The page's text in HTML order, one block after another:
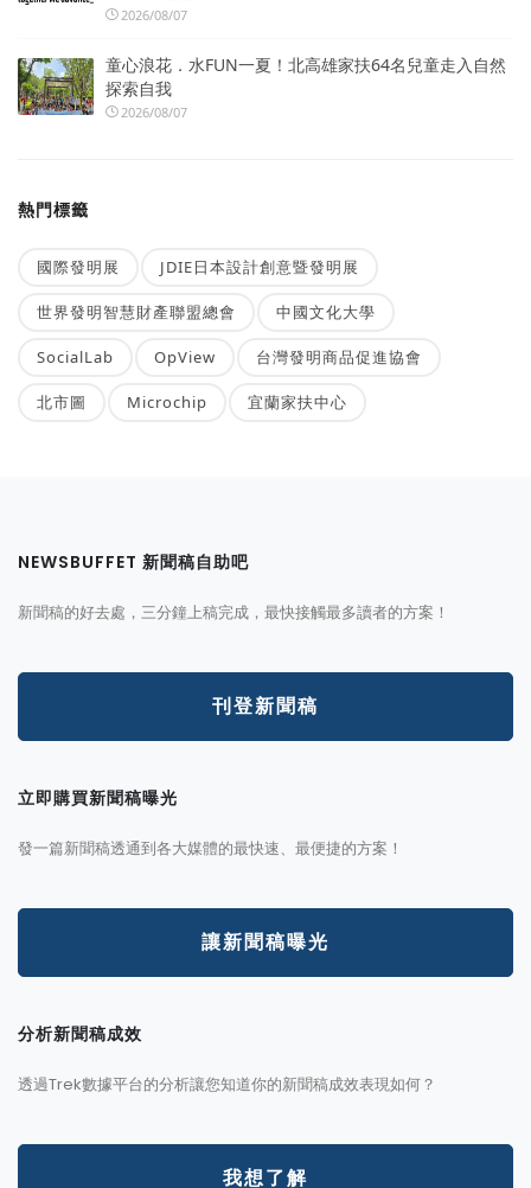
2026/08/07
童心浪花．水FUN一夏！北高雄家扶64名兒童走入自然
探索自我
2026/08/07
熱門標籤
國際發明展 JDIE日本設計創意暨發明展
世界發明智慧財產聯盟總會 中國文化大學
SocialLab OpView 台灣發明商品促進協會
北市圖 Microchip 宜蘭家扶中心
NEWSBUFFET 新聞稿自助吧
新聞稿的好去處，三分鐘上稿完成，最快接觸最多讀者的方案！
刊登新聞稿
立即購買新聞稿曝光
發一篇新聞稿透通到各大媒體的最快速、最便捷的方案！
讓新聞稿曝光
分析新聞稿成效
透過Trek數據平台的分析讓您知道你的新聞稿成效表現如何？
我想了解